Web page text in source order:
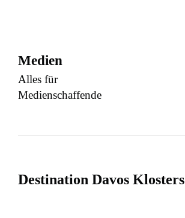
Medien
Alles für
Medienschaffende
Destination Davos Klosters